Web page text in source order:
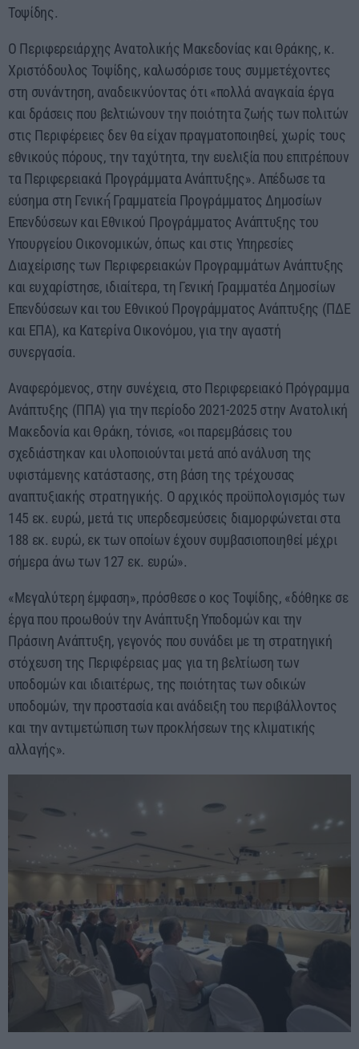
Τοψίδης.
Ο Περιφερειάρχης Ανατολικής Μακεδονίας και Θράκης, κ.
Χριστόδουλος Τοψίδης, καλωσόρισε τους συμμετέχοντες
στη συνάντηση, αναδεικνύοντας ότι «πολλά αναγκαία έργα
και δράσεις που βελτιώνουν την ποιότητα ζωής των πολιτών
στις Περιφέρειες δεν θα είχαν πραγματοποιηθεί, χωρίς τους
εθνικούς πόρους, την ταχύτητα, την ευελιξία που επιτρέπουν
τα Περιφερειακά Προγράμματα Ανάπτυξης». Απέδωσε τα
εύσημα στη Γενική́ Γραμματεία Προγράμματος Δημοσίων
Επενδύσεων και Εθνικού Προγράμματος Ανάπτυξης του
Υπουργείου Οικονομικών, όπως και στις Υπηρεσίες
Διαχείρισης των Περιφερειακών Προγραμμάτων Ανάπτυξης
και ευχαρίστησε, ιδιαίτερα, τη Γενική Γραμματέα Δημοσίων
Επενδύσεων και του Εθνικού Προγράμματος Ανάπτυξης (ΠΔΕ
και ΕΠΑ), κα Κατερίνα Οικονόμου, για την αγαστή
συνεργασία.
Αναφερόμενος, στην συνέχεια, στο Περιφερειακό Πρόγραμμα
Ανάπτυξης (ΠΠΑ) για την περίοδο 2021-2025 στην Ανατολική
Μακεδονία και Θράκη, τόνισε, «οι παρεμβάσεις του
σχεδιάστηκαν και υλοποιούνται μετά από ανάλυση της
υφιστάμενης κατάστασης, στη βάση της τρέχουσας
αναπτυξιακής στρατηγικής. Ο αρχικός προϋπολογισμός των
145 εκ. ευρώ, μετά τις υπερδεσμεύσεις διαμορφώνεται στα
188 εκ. ευρώ, εκ των οποίων έχουν συμβασιοποιηθεί μέχρι
σήμερα άνω των 127 εκ. ευρώ».
«Μεγαλύτερη έμφαση», πρόσθεσε ο κος Τοψίδης, «δόθηκε σε
έργα που προωθούν την Ανάπτυξη Υποδομών και την
Πράσινη Ανάπτυξη, γεγονός που συνάδει με τη στρατηγική
στόχευση της Περιφέρειας μας για τη βελτίωση των
υποδομών και ιδιαιτέρως, της ποιότητας των οδικών
υποδομών, την προστασία και ανάδειξη του περιβάλλοντος
και την αντιμετώπιση των προκλήσεων της κλιματικής
αλλαγής».